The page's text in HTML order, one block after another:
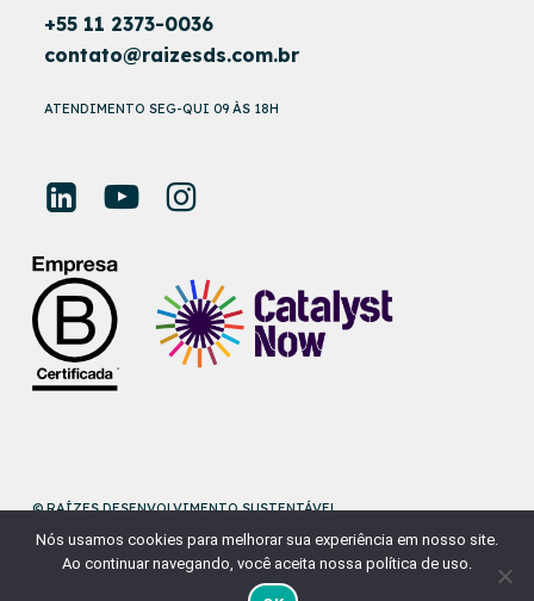
+55 11 2373-0036
contato@raizesds.com.br
ATENDIMENTO SEG-QUI 09 ÀS 18H
© RAÍZES DESENVOLVIMENTO SUSTENTÁVEL
DESENVOLVIDO PORNAÇÃODESIGN
Nós usamos cookies para melhorar sua experiência em nosso site.
Ao continuar navegando, você aceita nossa política de uso.